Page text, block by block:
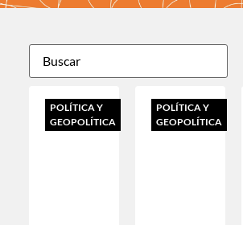
POLÍTICA Y
GEOPOLÍTICA
POLÍTICA Y
GEOPOLÍTICA